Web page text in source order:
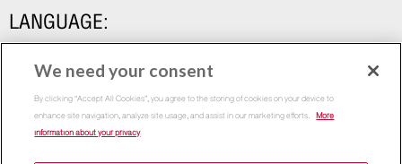
LANGUAGE:
We need your consent
By clicking “Accept All Cookies”, you agree to the storing of cookies on your device to
enhance site navigation, analyze site usage, and assist in our marketing efforts. More
information about your privacy